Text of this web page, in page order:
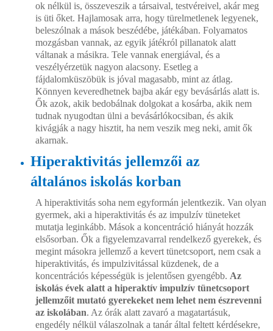
ok nélkül is, összeveszik a társaival, testvéreivel, akár meg
is üti őket. Hajlamosak arra, hogy türelmetlenek legyenek,
beleszólnak a mások beszédébe, játékában. Folyamatos
mozgásban vannak, az egyik játékról pillanatok alatt
váltanak a másikra. Tele vannak energiával, és a
veszélyérzetük nagyon alacsony. Esetleg a
fájdalomküszöbük is jóval magasabb, mint az átlag.
Könnyen keveredhetnek bajba akár egy bevásárlás alatt is.
Ők azok, akik bedobálnak dolgokat a kosárba, akik nem
tudnak nyugodtan ülni a bevásárlókocsiban, és akik
kivágják a nagy hisztit, ha nem veszik meg neki, amit ők
akarnak.
Hiperaktivitás jellemzői az
általános iskolás korban
A hiperaktivitás soha nem egyformán jelentkezik. Van olyan
gyermek, aki a hiperaktivitás és az impulzív tüneteket
mutatja leginkább. Mások a koncentráció hiányát hozzák
elsősorban. Ők a figyelemzavarral rendelkező gyerekek, és
megint másokra jellemző a kevert tünetcsoport, nem csak a
hiperaktivitás, és impulzivitással küzdenek, de a
koncentrációs képességük is jelentősen gyengébb. Az
iskolás évek alatt a hiperaktív impulzív tünetcsoport
jellemzőit mutató gyerekeket nem lehet nem észrevenni
az iskolában. Az órák alatt zavaró a magatartásuk,
engedély nélkül válaszolnak a tanár által feltett kérdésekre,